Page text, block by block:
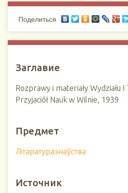
Поделиться
Заглавие
Rozprawy i materiały Wydziału
Przyjaciół Nauk w Wilnie, 1939
Предмет
Лiтаратуразнаўства
Источник